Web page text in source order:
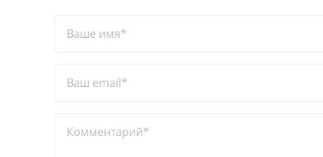
Ваше имя*
Ваш email*
Комментарий*